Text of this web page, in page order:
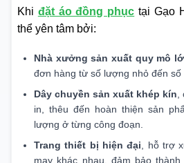
Khi đặt áo đồng phục tại Gạo
thể yên tâm bởi:
Nhà xưởng sản xuất quy mô
đơn hàng từ số lượng nhỏ đến số
Dây chuyền sản xuất khép kín
in, thêu đến hoàn thiện sản
lượng ở từng công đoạn.
Trang thiết bị hiện đại , hỗ trợ
may khác nhau, đảm bảo